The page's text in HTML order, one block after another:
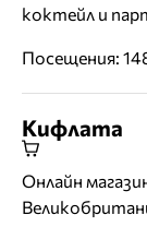
коктейл и
Посещения:
Кифлата
Онлайн